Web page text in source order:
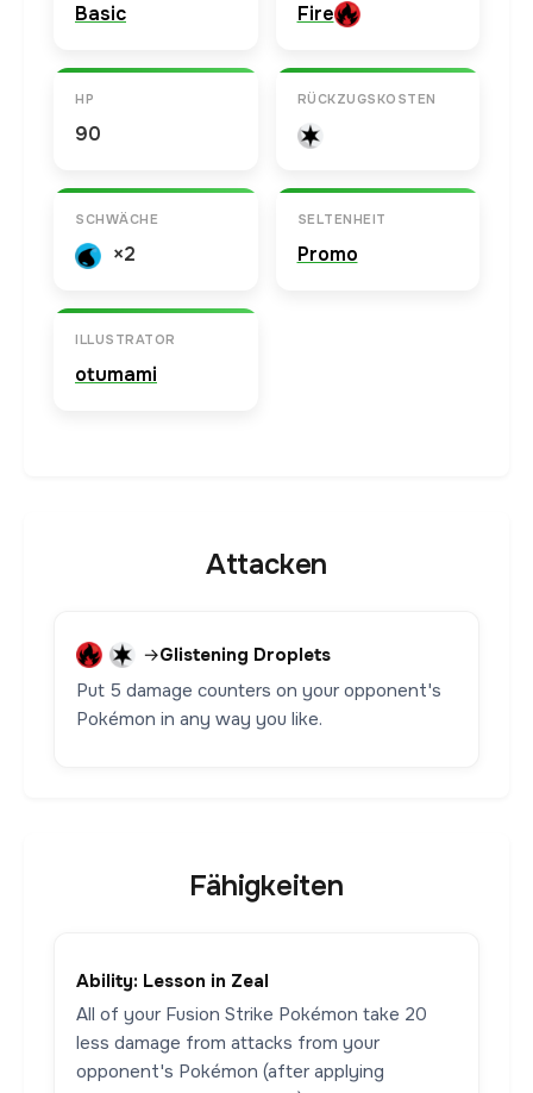
Basic Fire
HP
90
RÜCKZUGSKOSTEN
SCHWÄCHE
×2
SELTENHEIT
Promo
ILLUSTRATOR
otumami
Attacken
→Glistening Droplets
Put 5 damage counters on your opponent's
Pokémon in any way you like.
Fähigkeiten
Ability: Lesson in Zeal
All of your Fusion Strike Pokémon take 20
less damage from attacks from your
opponent's Pokémon (after applying